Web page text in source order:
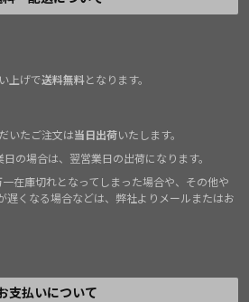
上げで送料無料となります。
いたご注文は当日出荷いたします。
の場合は、翌営業日の出荷になります。
在庫切れとなってしまった場合や、その他や
遅くなる場合などは、弊社よりメールまたはお
支払いについて